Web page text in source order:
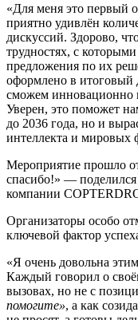
«Для меня это первый
приятно удивлён
дискуссий. Здорово,
трудностях, с
предложения по их
оформлено в
сможем инновационно
Уверен, это поможет
до 2036 года, но и
интеллекта и мировых
Мероприятие прошло
спасибо!» — поделился
компании
Организаторы особо
ключевой фактор
«Я очень довольна
Каждый говорил о
вызовах, но не с
помогите», а как